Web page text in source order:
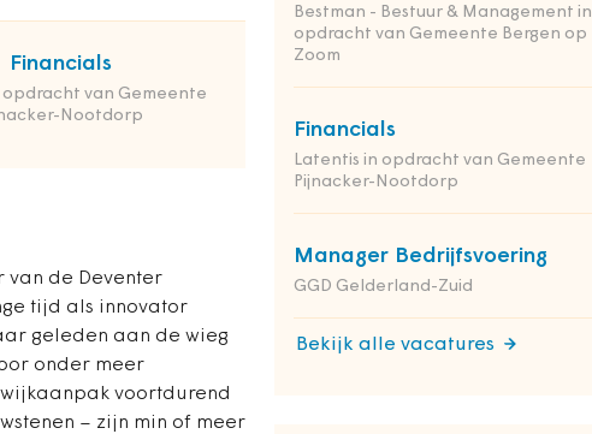
Financials
opdracht van Gemeente
Nootdorp
Bestman - Bestuur & Management in
opdracht van Gemeente Bergen op
Zoom
Financials
Latentis in opdracht van Gemeente
Pijnacker-Nootdorp
Manager Bedrijfsvoering
GGD Gelderland-Zuid
Bekijk alle vacatures
de Deventer
tijd als innovator
geleden aan de wieg
onder meer
voortdurend
– zijn min of meer